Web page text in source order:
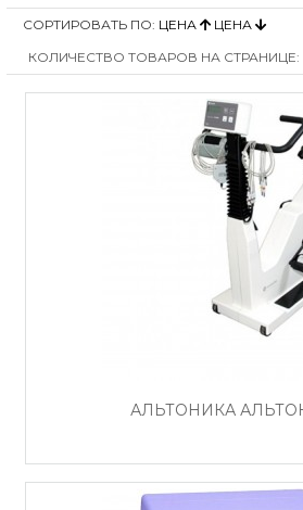
СОРТИРОВАТЬ ПО: ЦЕНА
ЦЕНА
КОЛИЧЕСТВО ТОВАРОВ НА СТРАНИЦЕ:
АЛЬТОНИКА